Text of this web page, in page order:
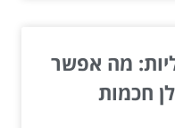
מה אפשר
חכמות